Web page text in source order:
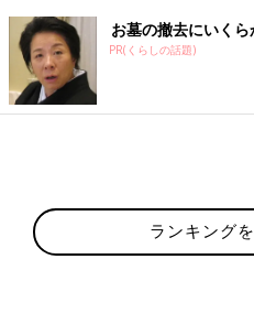
お墓の撤去にいく
PR(くらしの話題)
ランキング